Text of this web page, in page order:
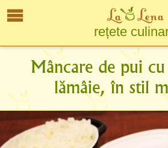
rețete
Mâncare de pui
lămâie, în stil